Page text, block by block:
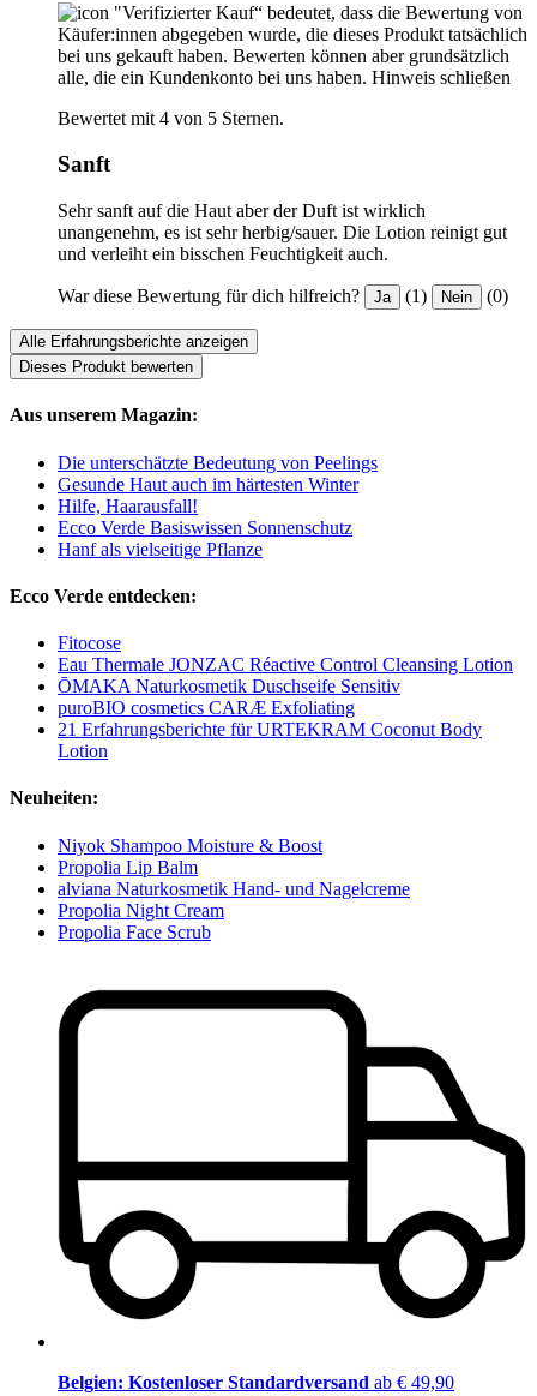
"Verifizierter Kauf“ bedeutet, dass die Bewertung von
Käufer:innen abgegeben wurde, die dieses Produkt tatsächlich
bei uns gekauft haben. Bewerten können aber grundsätzlich
alle, die ein Kundenkonto bei uns haben. Hinweis schließen
Bewertet mit 4 von 5 Sternen.
Sanft
Sehr sanft auf die Haut aber der Duft ist wirklich
unangenehm, es ist sehr herbig/sauer. Die Lotion reinigt gut
und verleiht ein bisschen Feuchtigkeit auch.
War diese Bewertung für dich hilfreich? Ja (1) Nein (0)
Alle Erfahrungsberichte anzeigen
Dieses Produkt bewerten
Aus unserem Magazin:
Die unterschätzte Bedeutung von Peelings
Gesunde Haut auch im härtesten Winter
Hilfe, Haarausfall!
Ecco Verde Basiswissen Sonnenschutz
Hanf als vielseitige Pflanze
Ecco Verde entdecken:
Fitocose
Eau Thermale JONZAC Réactive Control Cleansing Lotion
ŌMAKA Naturkosmetik Duschseife Sensitiv
puroBIO cosmetics CARÆ Exfoliating
21 Erfahrungsberichte für URTEKRAM Coconut Body
Lotion
Neuheiten:
Niyok Shampoo Moisture & Boost
Propolia Lip Balm
alviana Naturkosmetik Hand- und Nagelcreme
Propolia Night Cream
Propolia Face Scrub
Belgien: Kostenloser Standardversand ab € 49,90